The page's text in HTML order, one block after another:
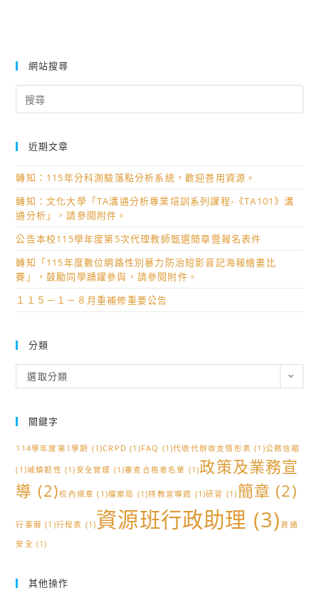
網站搜尋
for:
近期文章
轉知：115年分科測驗落點分析系統，歡迎善用資源。
轉知：文化大學「TA溝通分析專業培訓系列課程-《TA101》溝
通分析」，請參閱附件。
公告本校115學年度第5次代理教師甄選簡章暨報名表件
轉知「115年度數位網路性別暴力防治短影音記海報繪畫比
賽」，鼓勵同學踴躍參與，請參閱附件。
１１５－１－８月重補修重要公告
分類
類
選取分類
關鍵字
114學年度第1學期 (1)CRPD (1)FAQ (1)代收代辦收支情形表 (1)公務信箱
(1)城鎮韌性 (1)安全管理 (1)審查合格者名單 (1)政策及業務宣
導 (2)校內規章 (1)檔案局 (1)特教宣導週 (1)研習 (1) 簡章 (2)
行事曆 (1)行程表 (1)資源班行政助理 (3)資通
安全 (1)
其他操作